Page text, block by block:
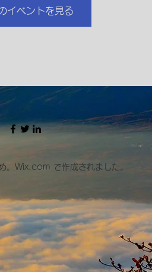
イベントを見る
Wix.com で作成されました。